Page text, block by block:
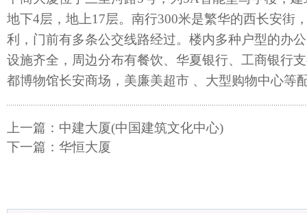
地下4层，地上17层。南行300米是繁华的西长安街
利，门前有多条公交线路经过。楼内多种户型的办
设施齐全，周边分布有餐饮、华夏银行、工商银行
都博物馆长安商场，美廉美超市 、大型购物中心等
上一篇： 中建大厦(中国建筑文化中心)
下一篇： 华恒大厦